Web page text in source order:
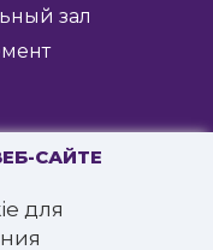
САЙТЕ
для
зал